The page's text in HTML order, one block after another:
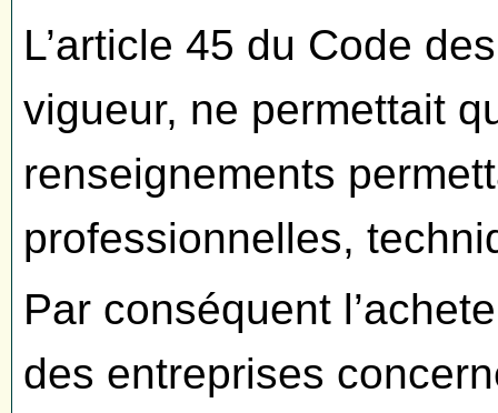
L’article 45 du Code
vigueur, ne permettait
renseignements
professionnelles,
Par conséquent
des entreprises